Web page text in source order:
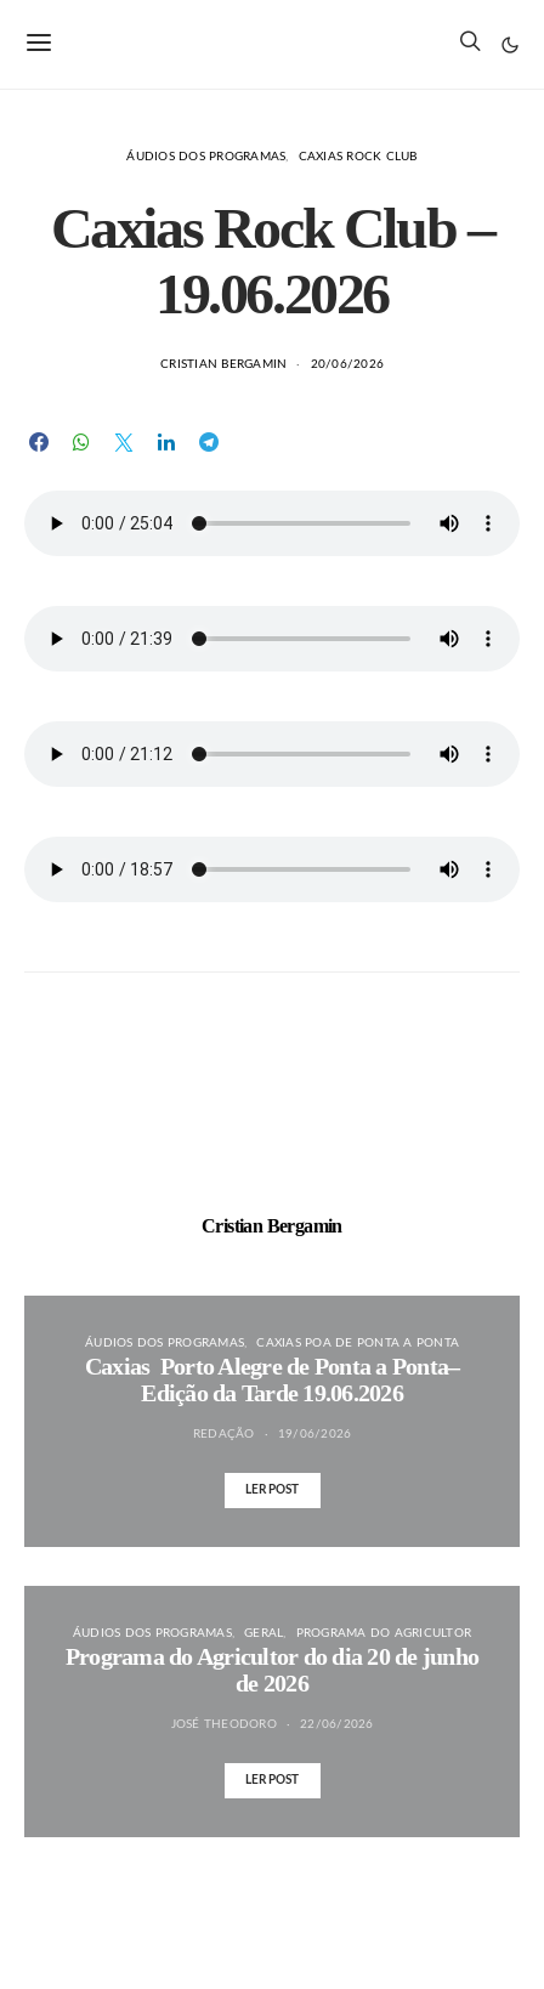
ÁUDIOS DOS PROGRAMAS CAXIAS ROCK CLUB
Caxias Rock Club –
19.06.2026
CRISTIAN BERGAMIN 20/06/2026
Cristian Bergamin
ÁUDIOS DOS PROGRAMAS CAXIAS POA DE PONTA A PONTA
Caxias Porto Alegre de Ponta a Ponta–
Edição da Tarde 19.06.2026
REDAÇÃO 19/06/2026
LER POST
ÁUDIOS DOS PROGRAMAS GERAL PROGRAMA DO AGRICULTOR
Programa do Agricultor do dia 20 de junho
de 2026
JOSÉ THEODORO 22/06/2026
LER POST